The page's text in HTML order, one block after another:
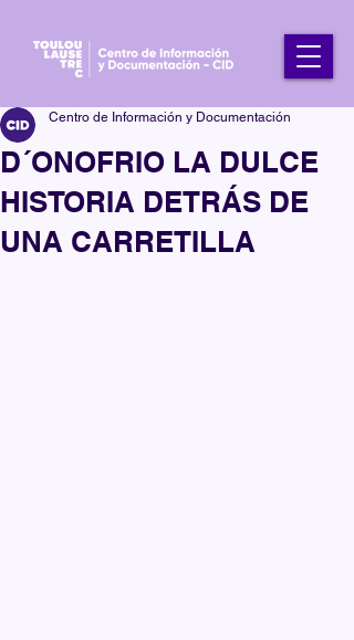
D´ONOFRIO LA DULCE
HISTORIA DETRÁS DE
UNA CARRETILLA
Centro de Información y Documentación